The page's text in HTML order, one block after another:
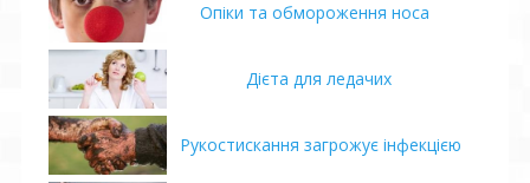
Опіки та обмороження носа
Дієта для ледачих
Рукостискання загрожує інфекцією